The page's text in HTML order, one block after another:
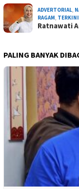
ADVERTORIAL,
RAGAM, TERKINI
Ratnawati
PALING BANYAK